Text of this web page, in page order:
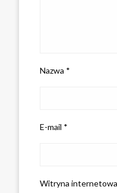
Nazwa *
E-mail *
Witryna internetowa